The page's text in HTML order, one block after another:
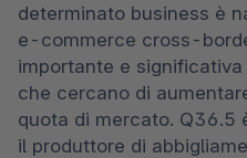
determinato business è
e-commerce cross-
importante e
che cercano di
quota di mercato. Q36.5
il produttore di